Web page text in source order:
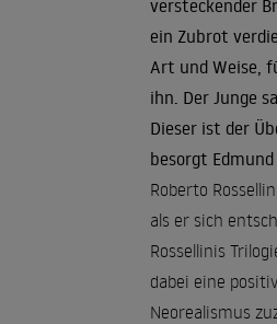
versteckender
ein Zubrot
Art und Weise,
ihn. Der Junge
Dieser ist der
besorgt
Roberto
als er sich
Rossellinis
dabei eine
Neorealismus